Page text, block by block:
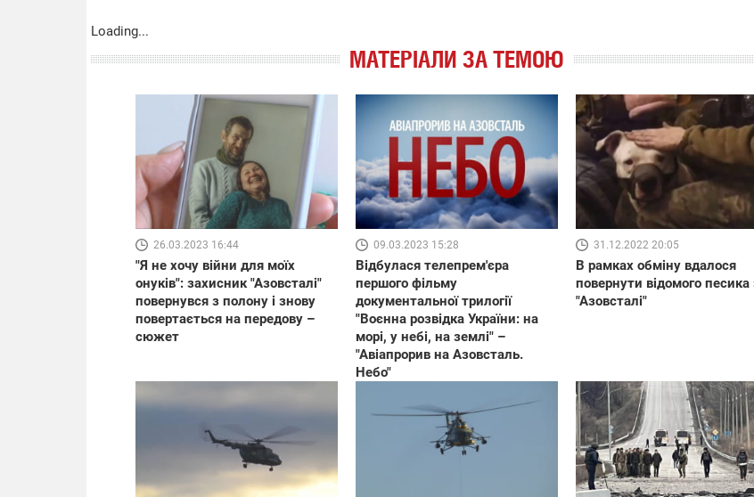
Loading...
МАТЕРІАЛИ ЗА ТЕМОЮ
26.03.2023 16:44
"Я не хочу війни для моїх
онуків": захисник "Азовсталі"
повернувся з полону і знову
повертається на передову –
сюжет
09.03.2023 15:28
Відбулася телепрем'єра
першого фільму
документальної трилогії
"Воєнна розвідка України: на
морі, у небі, на землі" –
"Авіапрорив на Азовсталь.
Небо"
31.12.2022 20:05
В рамках обміну вдалося
повернути відомого песика
"Азовсталі"